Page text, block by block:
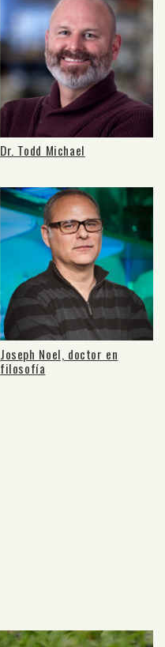
Dr. Todd Michael
Joseph Noel, doctor en
filosofía